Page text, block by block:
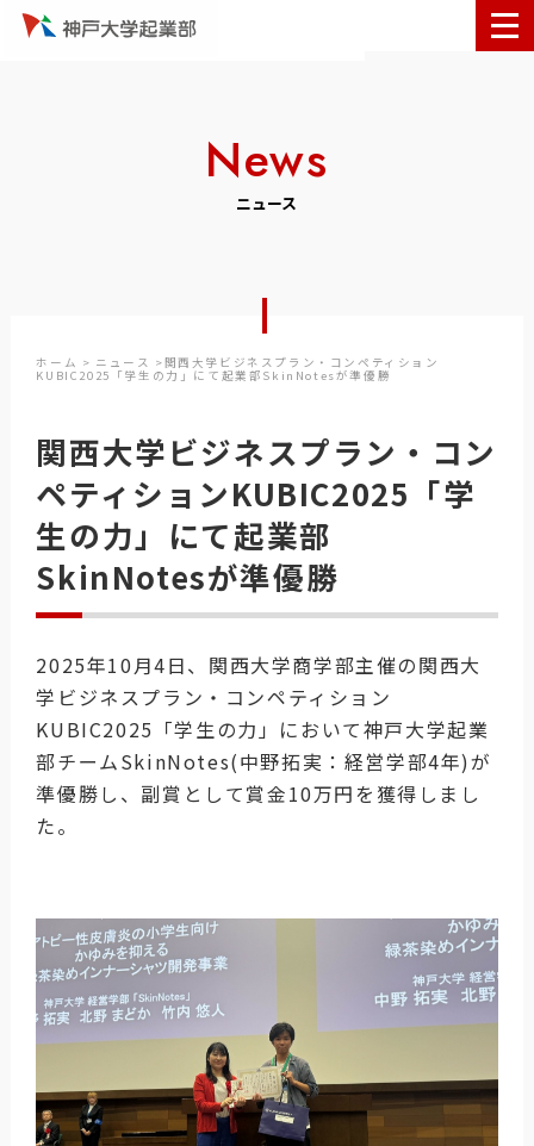
News
ニュース
ホーム > ニュース >関西大学ビジネスプラン・コンペティション
KUBIC2025「学生の力」にて起業部SkinNotesが準優勝
関西大学ビジネスプラン・コン
ペティションKUBIC2025「学
生の力」にて起業部
SkinNotesが準優勝
2025年10月4日、関西大学商学部主催の関西大
学ビジネスプラン・コンペティション
KUBIC2025「学生の力」において神戸大学起業
部チームSkinNotes(中野拓実：経営学部4年)が
準優勝し、副賞として賞金10万円を獲得しまし
た。